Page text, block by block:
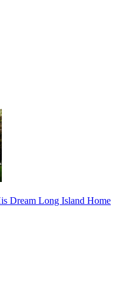
Dream Long Island Home